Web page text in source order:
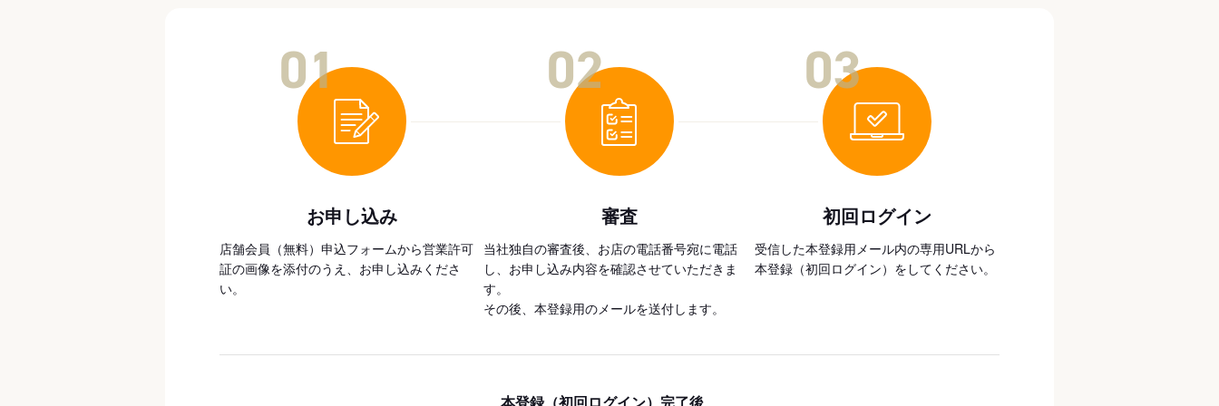
お申し込み
店舗会員（無料）申込フォームから営業許可
証の画像を添付のうえ、お申し込みくださ
い。
審査
当社独自の審査後、お店の電話番号宛に電話
し、お申し込み内容を確認させていただきま
す。
その後、本登録用のメールを送付します。
初回ログイン
受信した本登録用メール内の専用URLから
本登録（初回ログイン）をしてください。